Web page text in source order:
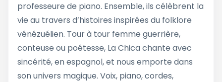
professeure de piano. Ensemble, ils célèbrent la
vie au travers d’histoires inspirées du folklore
vénézuélien. Tour à tour femme guerrière,
conteuse ou poétesse, La Chica chante avec
sincérité, en espagnol, et nous emporte dans
son univers magique. Voix, piano, cordes,